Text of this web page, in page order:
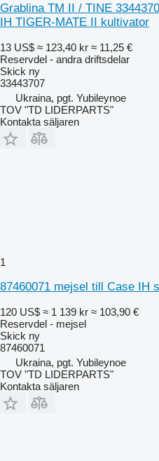
Grablina TM II / TINE
IH TIGER-MATE II kultivator
13 US$ ≈ 123,40 kr ≈ 11,25 €
Reservdel - andra driftsdelar
Skick ny
33443707
Ukraina, pgt. Yubileynoe
TOV "TD LIDERPARTS"
Kontakta säljaren
1
87460071 mejsel till Case IH
120 US$ ≈ 1 139 kr ≈ 103,90 €
Reservdel - mejsel
Skick ny
87460071
Ukraina, pgt. Yubileynoe
TOV "TD LIDERPARTS"
Kontakta säljaren